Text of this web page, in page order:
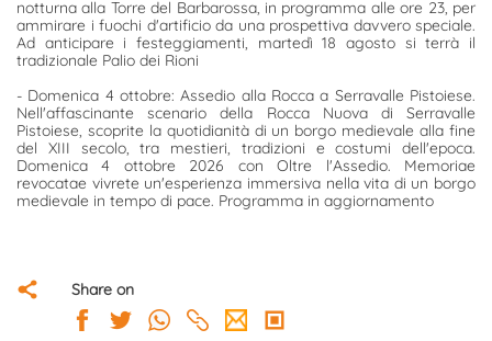
notturna alla Torre del Barbarossa, in programma alle ore 23, per
ammirare i fuochi d'artificio da una prospettiva davvero speciale.
Ad anticipare i festeggiamenti, martedì 18 agosto si terrà il
tradizionale Palio dei Rioni
- Domenica 4 ottobre: Assedio alla Rocca a Serravalle Pistoiese.
Nell'affascinante scenario della Rocca Nuova di Serravalle
Pistoiese, scoprite la quotidianità di un borgo medievale alla fine
del XIII secolo, tra mestieri, tradizioni e costumi dell'epoca.
Domenica 4 ottobre 2026 con Oltre l'Assedio. Memoriae
revocatae vivrete un'esperienza immersiva nella vita di un borgo
medievale in tempo di pace. Programma in aggiornamento
Share on